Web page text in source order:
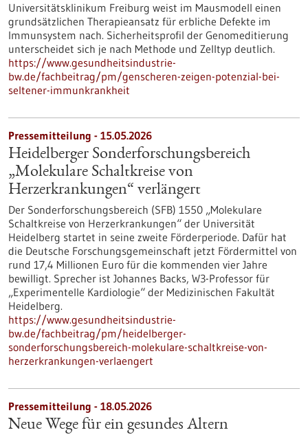
Universitätsklinikum Freiburg weist im Mausmodell einen
grundsätzlichen Therapieansatz für erbliche Defekte im
Immunsystem nach. Sicherheitsprofil der Genomeditierung
unterscheidet sich je nach Methode und Zelltyp deutlich.
https://www.gesundheitsindustrie-
bw.de/fachbeitrag/pm/genscheren-zeigen-potenzial-bei-
seltener-immunkrankheit
Pressemitteilung - 15.05.2026
Heidelberger Sonderforschungsbereich
„Molekulare Schaltkreise von
Herzerkrankungen“ verlängert
Der Sonderforschungsbereich (SFB) 1550 „Molekulare
Schaltkreise von Herzerkrankungen“ der Universität
Heidelberg startet in seine zweite Förderperiode. Dafür hat
die Deutsche Forschungsgemeinschaft jetzt Fördermittel von
rund 17,4 Millionen Euro für die kommenden vier Jahre
bewilligt. Sprecher ist Johannes Backs, W3-Professor für
„Experimentelle Kardiologie“ der Medizinischen Fakultät
Heidelberg.
https://www.gesundheitsindustrie-
bw.de/fachbeitrag/pm/heidelberger-
sonderforschungsbereich-molekulare-schaltkreise-von-
herzerkrankungen-verlaengert
Pressemitteilung - 18.05.2026
Neue Wege für ein gesundes Altern